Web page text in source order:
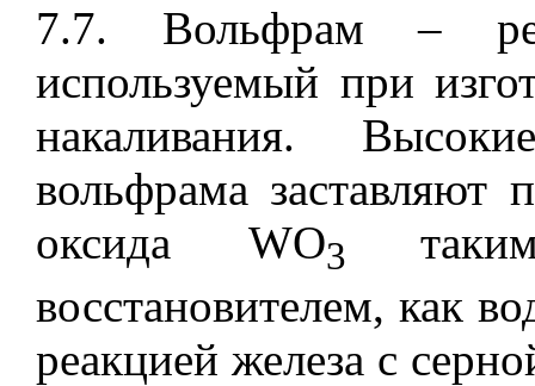
7.7. Вольфрам–
используемый при
накаливания.
вольфрама заставляют
оксида WO3
восстановителем, как
реакцией железа с